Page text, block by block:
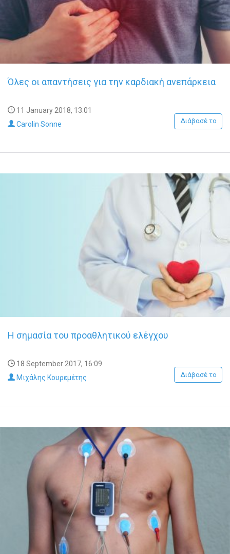
Όλες οι απαντήσεις για την καρδιακή ανεπάρκεια
11 January 2018, 13:01
Carolin Sonne
Διάβασέ το
Η σημασία του προαθλητικού ελέγχου
18 September 2017, 16:09
Μιχάλης Κουρεμέτης
Διάβασέ το